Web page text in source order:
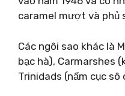
caramel mượt và phủ
Các ngôi sao khác là
bạc hà), Carmarshes
Trinidads (nấm cục